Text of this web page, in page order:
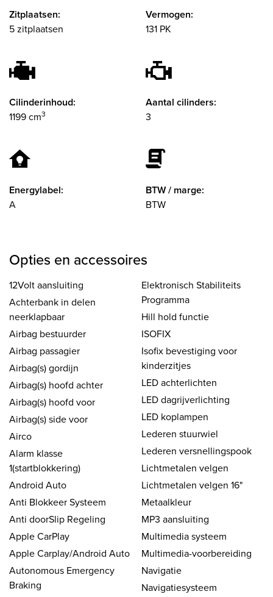
Zitplaatsen:
5 zitplaatsen
Vermogen:
131 PK
Cilinderinhoud:
1199 cm3
Aantal cilinders:
3
Energylabel:
A
BTW / marge:
BTW
Opties en accessoires
12Volt aansluiting
Achterbank in delen
neerklapbaar
Airbag bestuurder
Airbag passagier
Airbag(s) gordijn
Airbag(s) hoofd achter
Airbag(s) hoofd voor
Airbag(s) side voor
Airco
Alarm klasse
1(startblokkering)
Android Auto
Anti Blokkeer Systeem
Anti doorSlip Regeling
Apple CarPlay
Apple Carplay/Android Auto
Autonomous Emergency
Braking
Elektronisch Stabiliteits
Programma
Hill hold functie
ISOFIX
Isofix bevestiging voor
kinderzitjes
LED achterlichten
LED dagrijverlichting
LED koplampen
Lederen stuurwiel
Lederen versnellingspook
Lichtmetalen velgen
Lichtmetalen velgen 16"
Metaalkleur
MP3 aansluiting
Multimedia systeem
Multimedia-voorbereiding
Navigatie
Navigatiesysteem